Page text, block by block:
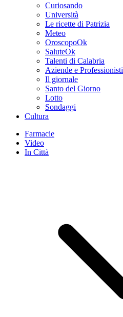
Curiosando
Università
Le ricette di Patrizia
Meteo
OroscopoOk
SaluteOk
Talenti di Calabria
Aziende e Professionisti
Il giornale
Santo del Giorno
Lotto
Sondaggi
Cultura
Farmacie
Video
In Città